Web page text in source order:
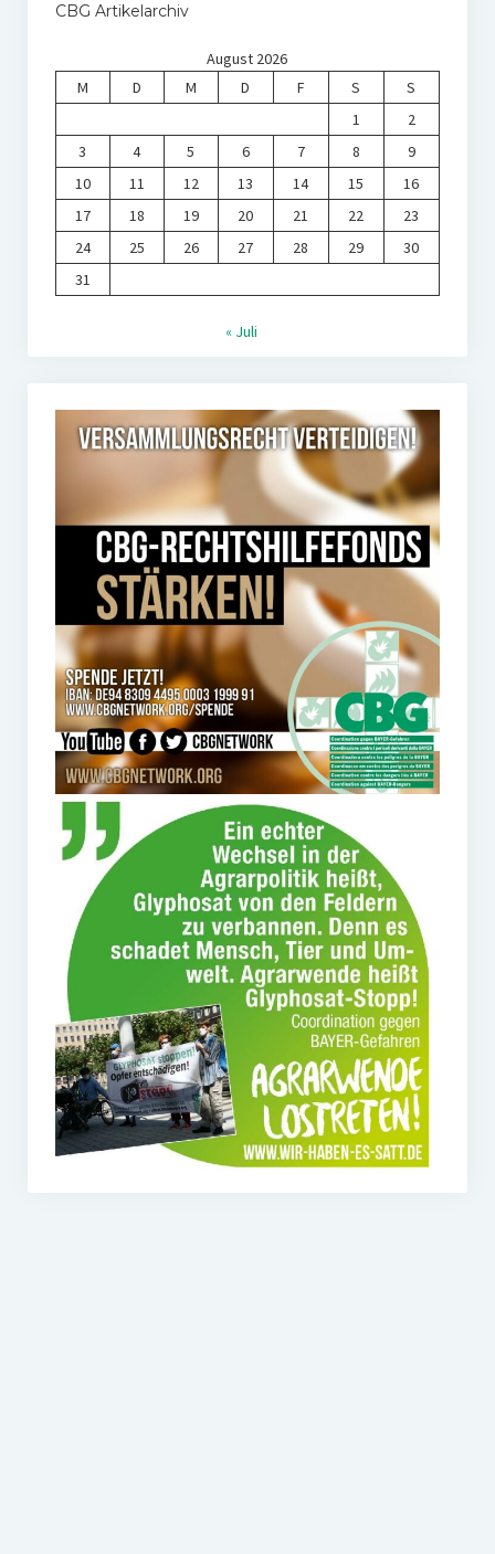
CBG Artikelarchiv
August 2026
M
D M D F S
S
1
2
3
4 5 6 7 8
9
10
11 12 13 14 15
16
17
18 19 20 21 22
23
24
25 26 27 28 29
30
31
« Juli